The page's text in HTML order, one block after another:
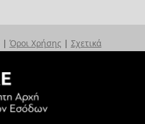
| Όροι Χρήσης | Σχετικά